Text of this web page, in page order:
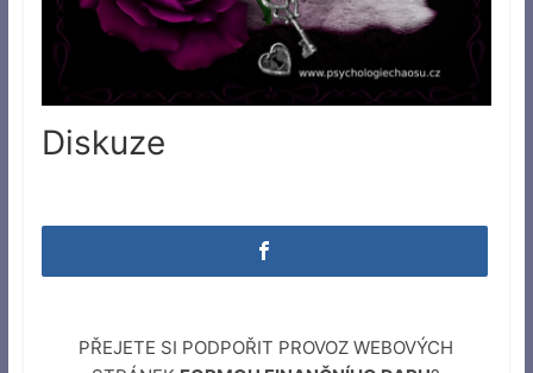
Diskuze
PŘEJETE SI PODPOŘIT PROVOZ WEBOVÝCH